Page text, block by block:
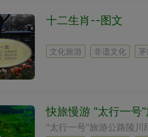
十二生肖--图文
文化旅游 非遗文化
快旅慢游 “太行一号